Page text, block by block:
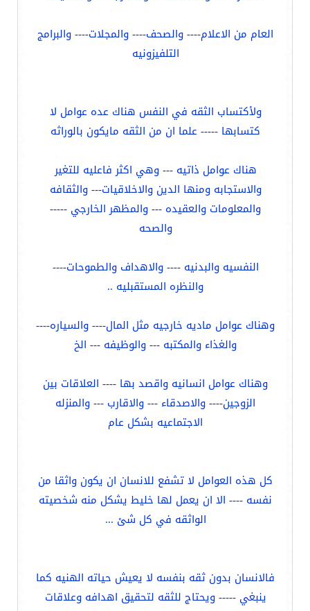
العام من الاعلام---- والصحف---- والمجلات---- والبرامج
التلفيزونيه
ولأكتساب الثقه في النفس هناك عده عوامل لا
كتسابها ----- علما ان من الثقه مايكون بالوراثه
هناك عوامل ذاتيه --- وهي اكثر فاعليه للتغير
والاستجابه ومنها الدين والاخلاقيات--- والثقافه
والمعلومات والعقيده --- والمظهر الخارجي -----
والصحه
النفسيه والبدنيه ---- والاهداف والطموحات----
والنظره المستقبليه ..
وهناك عوامل ماديه خارجيه مثل المال---- والسياره----
والغذاء والمكتبه --- والوظيفه --- الخ
وهناك عوامل انسانيه واقصد بها ---- العلاقات بين
الزوجين---- والاصدقاء --- والاقارب --- والمنزله
الاجتماعيه بشكل عام
كل هذه العوامل لا تشفع للانسان ان يكون واثقا من
نفسه ---- الا ان يعمل لها خليط يشكل منه شخصيته
الواثقه في كل شئ ...
فالانسان بدون ثقه بنفسه لا يعيش حياته الهنيه كما
ينبغي ----- ويحتاج للثقه لتحقيق اهدافه وعلاقات